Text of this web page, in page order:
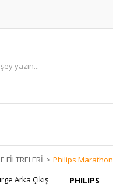
FİLTRELERİ Philips Marathon
PHILIPS